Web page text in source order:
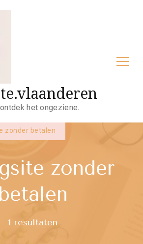
het ongeziene.
zonder betalen
zonder
betalen
1 resultaten